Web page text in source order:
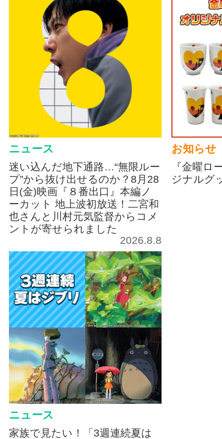
ニュース
迷い込んだ地下通路…“無限ルー
プ”から抜け出せるのか？8月28
日(金)映画『８番出口』本編ノ
ーカット 地上波初放送！二宮和
也さんと川村元気監督からコメ
ントが寄せられました
2026.8.8
お知らせ
『金曜ロ
ジナルグ
ニュース
家族で見たい！「3週連続夏は